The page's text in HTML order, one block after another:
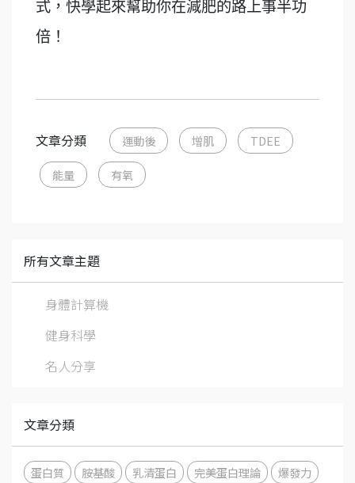
式，快學起來幫助你在減肥的路上事半功
倍！
文章分類 運動後 增肌 TDEE
能量 有氧
所有文章主題
身體計算機
健身科學
名人分享
文章分類
蛋白質 胺基酸 乳清蛋白 完美蛋白理論
爆發力